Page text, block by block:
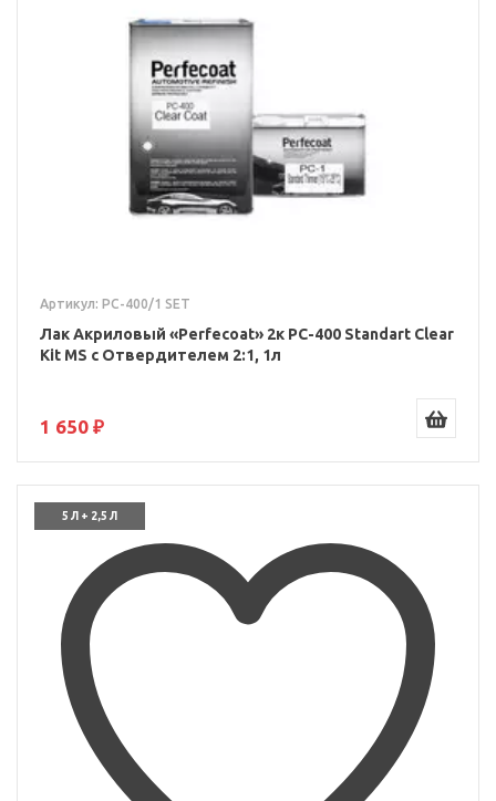
Артикул: PC-400/1 SET
Лак Акриловый «Perfecoat» 2к PC-400 Standart Clear
Kit MS с Отвердителем 2:1, 1л
1 650 ₽
5 Л + 2,5 Л